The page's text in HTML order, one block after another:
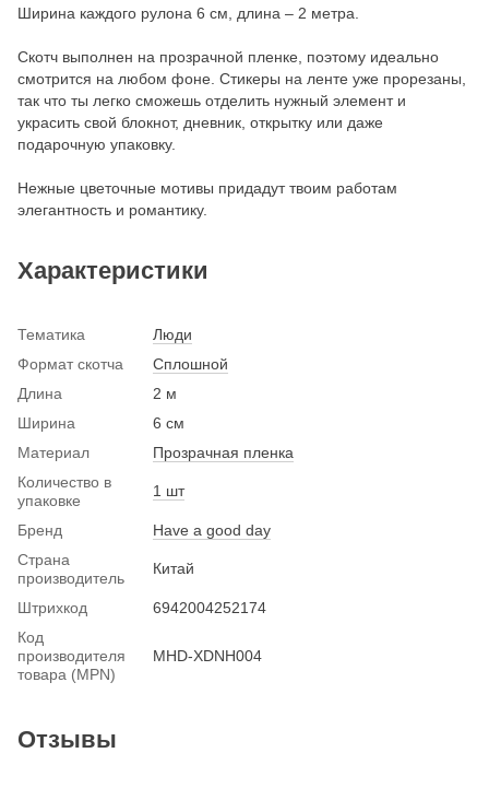
Ширина каждого рулона 6 см, длина – 2 метра.
Скотч выполнен на прозрачной пленке, поэтому идеально
смотрится на любом фоне. Стикеры на ленте уже прорезаны,
так что ты легко сможешь отделить нужный элемент и
украсить свой блокнот, дневник, открытку или даже
подарочную упаковку.
Нежные цветочные мотивы придадут твоим работам
элегантность и романтику.
Характеристики
Тематика
Люди
Формат скотча
Сплошной
Длина
2 м
Ширина
6 см
Материал
Прозрачная пленка
Количество в
упаковке
1 шт
Бренд
Have a good day
Страна
производитель
Китай
Штрихкод
6942004252174
Код
производителя
товара (MPN)
MHD-XDNH004
Отзывы